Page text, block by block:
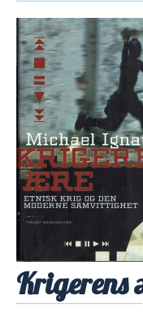
Krigerens